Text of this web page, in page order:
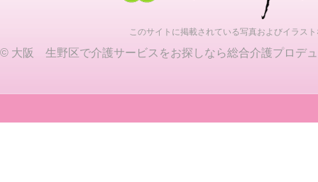
このサイトに掲載されている写真およびイラス
© 大阪 生野区で介護サービスをお探しなら総合介護プロデ